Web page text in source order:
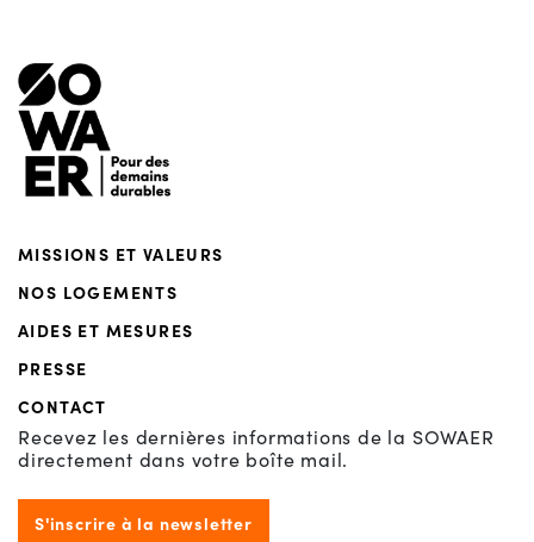
Menu de footer
MISSIONS ET VALEURS
NOS LOGEMENTS
AIDES ET MESURES
PRESSE
CONTACT
Recevez les dernières informations de la SOWAER
directement dans votre boîte mail.
S'inscrire à la newsletter